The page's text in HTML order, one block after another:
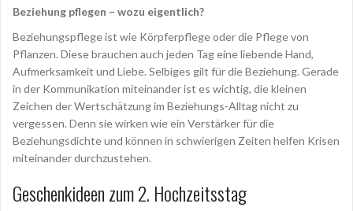
Beziehung pflegen – wozu eigentlich?
Beziehungspflege ist wie Körpferpflege oder die Pflege von
Pflanzen. Diese brauchen auch jeden Tag eine liebende Hand,
Aufmerksamkeit und Liebe. Selbiges gilt für die Beziehung. Gerade
in der Kommunikation miteinander ist es wichtig, die kleinen
Zeichen der Wertschätzung im Beziehungs-Alltag nicht zu
vergessen. Denn sie wirken wie ein Verstärker für die
Beziehungsdichte und können in schwierigen Zeiten helfen Krisen
miteinander durchzustehen.
Geschenkideen zum 2. Hochzeitsstag